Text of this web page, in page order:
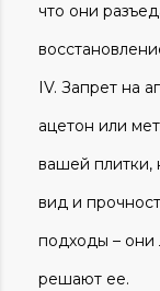
что они
Запрет на
ацетон или
вашей плитки,
вид и
подходы – они
решают ее.